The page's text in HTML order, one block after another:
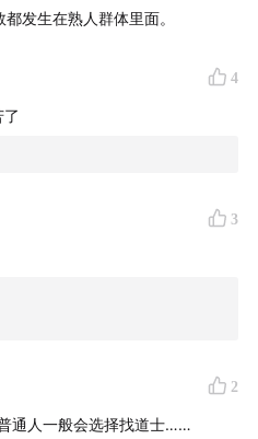
发生在熟人群体里面。
4
3
2
通人一般会选择找道士……